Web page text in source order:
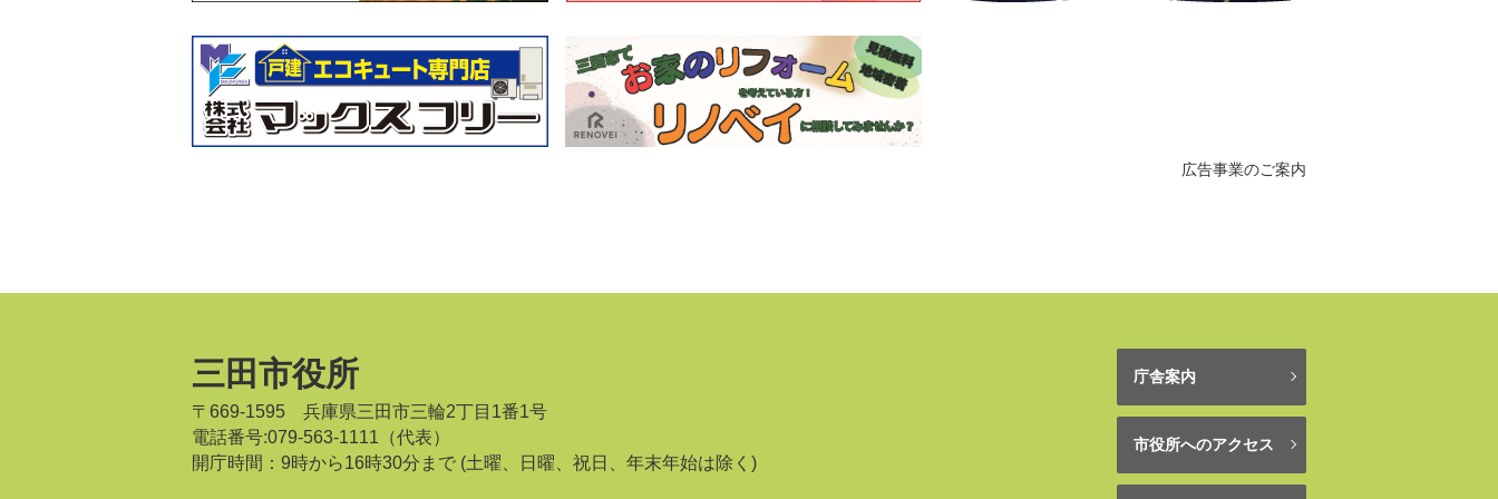
広告事業のご案内
三田市役所
〒669-1595 兵庫県三田市三輪2丁目1番1号
電話番号:079-563-1111（代表）
開庁時間：9時から16時30分まで (土曜、日曜、祝日、年末年始は除く)
庁舎案内
市役所へのアクセス